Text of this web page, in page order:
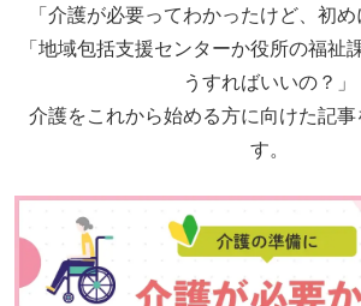
「介護が必要ってわかったけど、初め
「地域包括支援センターか役所の福祉
うすればいいの？」
介護をこれから始める方に向けた記事
す。